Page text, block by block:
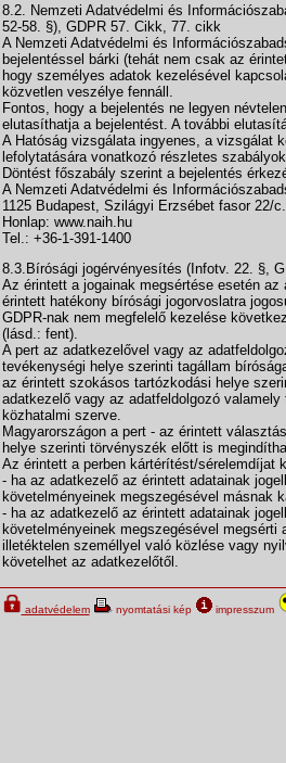
8.2. Nemzeti Adatvédelmi és
52-58. §), GDPR 57. Cikk, 77. cikk
A Nemzeti Adatvédelmi és
bejelentéssel bárki (tehát nem csak az
hogy személyes adatok kezelésével
közvetlen veszélye fennáll.
Fontos, hogy a bejelentés ne legyen
elutasíthatja a bejelentést. A további
A Hatóság vizsgálata ingyenes, a vizsgálat
lefolytatására vonatkozó részletes
Döntést főszabály szerint a bejelentés
A Nemzeti Adatvédelmi és
1125 Budapest, Szilágyi Erzsébet fasor 22/c.
Honlap: www.naih.hu
Tel.: +36-1-391-1400
8.3.Bírósági jogérvényesítés (Infotv. 22. §,
Az érintett a jogainak megsértése esetén
érintett hatékony bírósági jogorvoslatra
GDPR-nak nem megfelelő kezelése
(lásd.: fent).
A pert az adatkezelővel vagy az
tevékenységi helye szerinti tagállam
az érintett szokásos tartózkodási helye
adatkezelő vagy az adatfeldolgozó
közhatalmi szerve.
Magyarországon a pert - az érintett
helye szerinti törvényszék előtt is
Az érintett a perben kártérítést/sérelemdíjat
- ha az adatkezelő az érintett adatainak
követelményeinek megszegésével másnak
- ha az adatkezelő az érintett adatainak
követelményeinek megszegésével
illetéktelen személlyel való közlése vagy
követelhet az adatkezelőtől.
adatvédelem nyomtatási kép impresszum